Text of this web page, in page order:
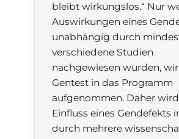
bleibt wirkungslos.“ Nur
Auswirkungen eines
unabhängig durch
verschiedene Studien
nachgewiesen wurden,
Gentest in das Programm
aufgenommen. Daher
Einfluss eines Gendefekts
durch mehrere